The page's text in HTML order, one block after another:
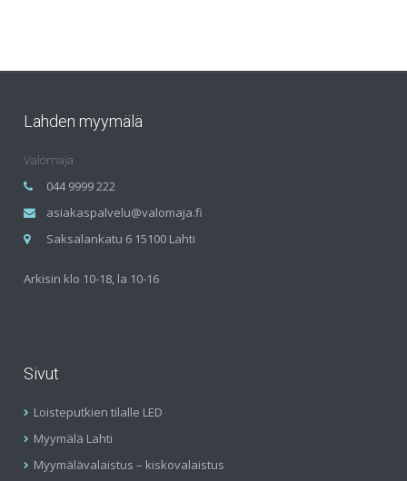
Lahden myymälä
Valomaja
044 9999 222
asiakaspalvelu@valomaja.fi
Saksalankatu 6 15100 Lahti
Arkisin klo 10-18, la 10-16
Sivut
Loisteputkien tilalle LED
Myymälä Lahti
Myymälävalaistus – kiskovalaistus